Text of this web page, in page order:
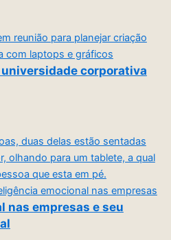
corporativa
nas empresas e seu